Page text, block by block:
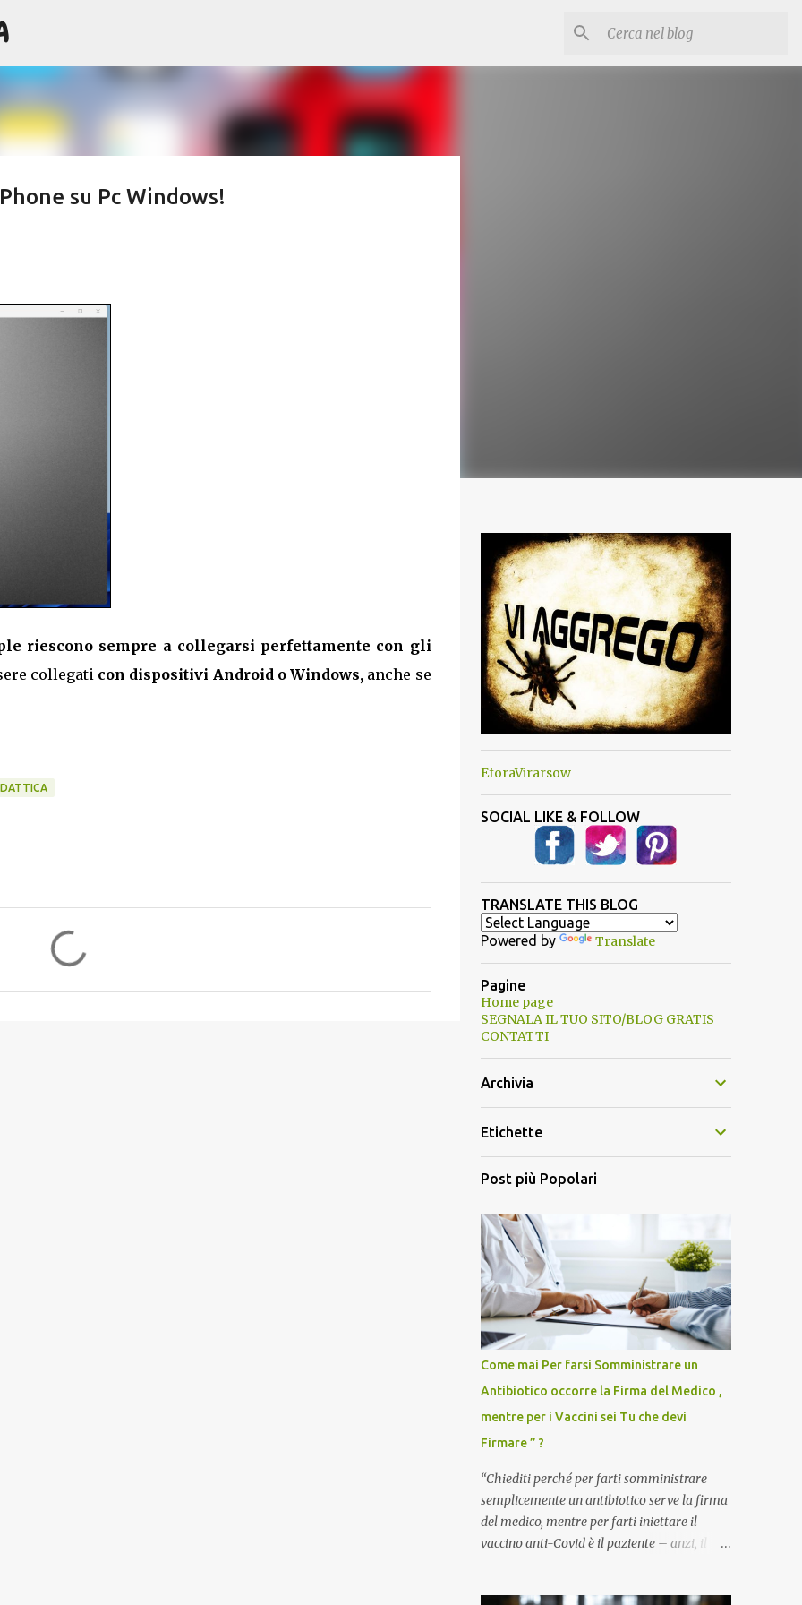
su Pc Windows!
riescono sempre a collegarsi perfettamente con gli
collegati con dispositivi Android o Windows, anche se
EforaVirarsow
SOCIAL LIKE & FOLLOW
TRANSLATE THIS BLOG
Powered by Translate
Pagine
Home page
SEGNALA IL TUO SITO/BLOG GRATIS
CONTATTI
Archivia
Etichette
Post più Popolari
Come mai Per farsi Somministrare un
Antibiotico occorre la Firma del Medico ,
mentre per i Vaccini sei Tu che devi
Firmare ” ?
“Chiediti perché per farti somministrare
semplicemente un antibiotico serve la firma
del medico, mentre per farti iniettare il
vaccino anti-Covid è il paziente – anzi, il